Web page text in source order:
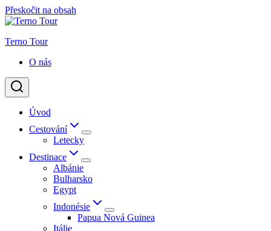
Přeskočit na obsah
Terno Tour
O nás
Úvod
Cestování
Letecky
Destinace
Albánie
Bulharsko
Egypt
Indonésie
Papua Nová Guinea
Itálie